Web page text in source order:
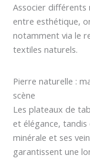
Associer différents
entre esthétique,
notamment via le
textiles naturels.
Pierre naturelle :
scène
Les plateaux de
et élégance, tandis
minérale et ses
garantissent une